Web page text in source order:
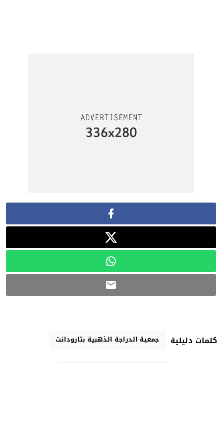
كلمات دليلية جمعية الدراجة الذهبية بتارودانت